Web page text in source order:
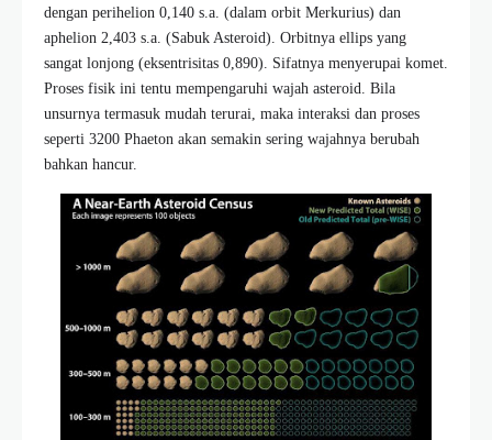
dengan perihelion 0,140 s.a. (dalam orbit Merkurius) dan
aphelion 2,403 s.a. (Sabuk Asteroid). Orbitnya ellips yang
sangat lonjong (eksentrisitas 0,890). Sifatnya menyerupai komet.
Proses fisik ini tentu mempengaruhi wajah asteroid. Bila
unsurnya termasuk mudah terurai, maka interaksi dan proses
seperti 3200 Phaeton akan semakin sering wajahnya berubah
bahkan hancur.